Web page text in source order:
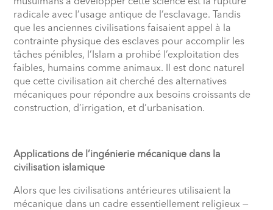
radicale avec l’usage antique de l’esclavage. Tandis
que les anciennes civilisations faisaient appel à la
contrainte physique des esclaves pour accomplir les
tâches pénibles, l’Islam a prohibé l’exploitation des
faibles, humains comme animaux. Il est donc naturel
que cette civilisation ait cherché des alternatives
mécaniques pour répondre aux besoins croissants de
construction, d’irrigation, et d’urbanisation.
Applications de l’ingénierie mécanique dans la
civilisation islamique
Alors que les civilisations antérieures utilisaient la
mécanique dans un cadre essentiellement religieux —